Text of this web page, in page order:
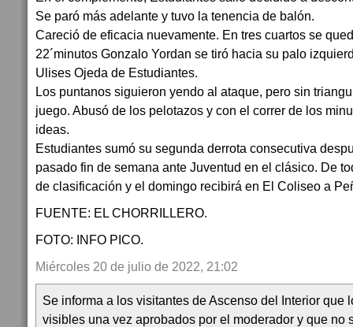
Se paró más adelante y tuvo la tenencia de balón.
Careció de eficacia nuevamente. En tres cuartos se
22´minutos Gonzalo Yordan se tiró hacia su palo
Ulises Ojeda de Estudiantes.
Los puntanos siguieron yendo al ataque, pero sin
juego. Abusó de los pelotazos y con el correr de los
ideas.
Estudiantes sumó su segunda derrota consecutiva
pasado fin de semana ante Juventud en el clásico. De
de clasificación y el domingo recibirá en El Coliseo a
FUENTE: EL CHORRILLERO.
FOTO: INFO PICO.
Miércoles 20 de julio de 2022, 21:02
Se informa a los visitantes de Ascenso del Interior que
visibles una vez aprobados por el moderador y que no